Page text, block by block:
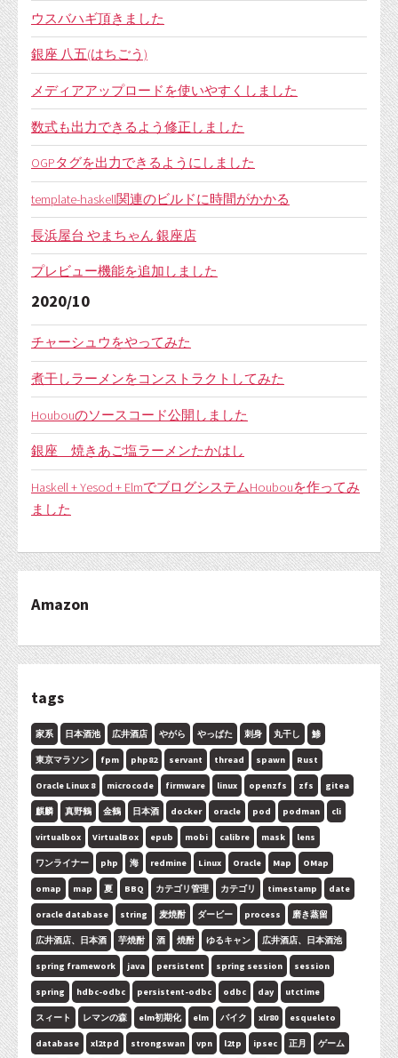
ウスバハギ頂きました
銀座 八五(はちごう)
メディアアップロードを使いやすくしました
数式も出力できるよう修正しました
OGPタグを出力できるようにしました
template-haskell関連のビルドに時間がかかる
長浜屋台 やまちゃん 銀座店
プレビュー機能を追加しました
2020/10
チャーシュウをやってみた
煮干しラーメンをコンストラクトしてみた
Houbouのソースコード公開しました
銀座 焼きあご塩ラーメンたかはし
Haskell + Yesod + ElmでブログシステムHoubouを作ってみ
ました
Amazon
tags
家系 日本酒池 広井酒店 やがら やっぱた 刺身 丸干し 鯵
東京マラソン fpm php82 servant thread spawn Rust
Oracle Linux 8 microcode firmware linux openzfs zfs gitea
麒麟 真野鶴 金鶴 日本酒 docker oracle pod podman cli
virtualbox VirtualBox epub mobi calibre mask lens
ワンライナー php 海 redmine Linux Oracle Map OMap
omap map 夏 BBQ カテゴリ管理 カテゴリ timestamp date
oracle database string 麦焼酎 ダービー process 磨き蒸留
広井酒店、日本酒 芋焼酎 酒 焼酎 ゆるキャン 広井酒店、日本酒池
spring framework java persistent spring session session
spring hdbc-odbc persistent-odbc odbc day utctime
スィート レマンの森 elm初期化 elm バイク xlr80 esqueleto
database xl2tpd strongswan vpn l2tp ipsec 正月 ゲーム